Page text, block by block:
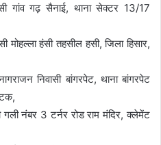
गांव गढ़ सैनाई, थाना सेक्टर 13/17
हंसी तहसील हसी, जिला हिसार,
निवासी बांगरपेट, थाना बांगरपेट
नंबर 3 टर्नर रोड राम मंदिर, क्लेमेंट